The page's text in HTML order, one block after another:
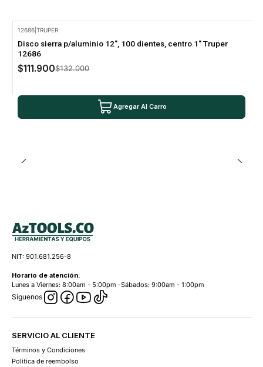
12686 |TRUPER
Disco sierra p/aluminio 12", 100 dientes, centro 1" Truper
12686
$111.900$132.000
Agregar Al Carro
NIT: 901.681.256-8
Horario de atención:
Lunes a Viernes: 8:00am - 5:00pm -Sábados: 9:00am - 1:00pm
Síguenos
SERVICIO AL CLIENTE
Términos y Condiciones
Politica de reembolso